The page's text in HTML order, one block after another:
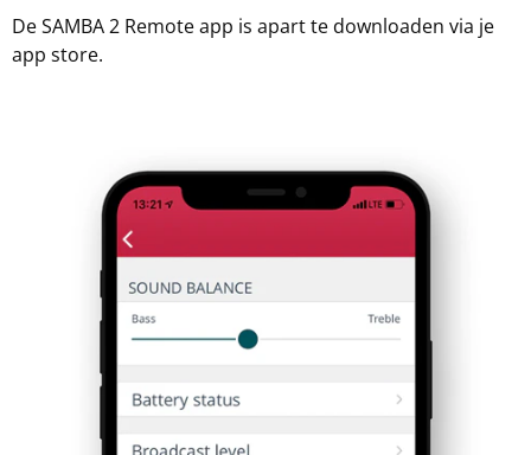
De SAMBA 2 Remote app is apart te downloaden via je
app store.